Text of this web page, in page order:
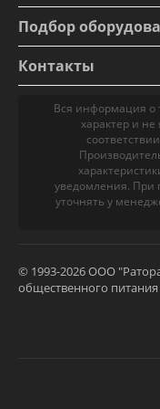
Подбор
Контакты
Вся информация о
характер и
уведомления. При
уточнять у
© 1993-2026 ООО
общественного